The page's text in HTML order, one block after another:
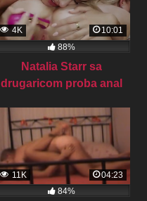
4K
10:01
88%
Natalia Starr sa
drugaricom proba anal
11K
04:23
84%